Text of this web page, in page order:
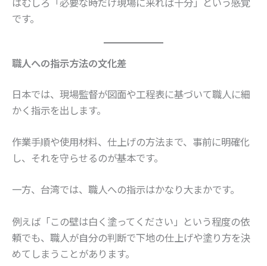
です。
職人への指示方法の文化差
日本では、現場監督が図面や工程表に基づいて職人に細
かく指示を出します。
作業手順や使用材料、仕上げの方法まで、事前に明確化
し、それを守らせるのが基本です。
一方、台湾では、職人への指示はかなり大まかです。
例えば「この壁は白く塗ってください」という程度の依
頼でも、職人が自分の判断で下地の仕上げや塗り方を決
めてしまうことがあります。